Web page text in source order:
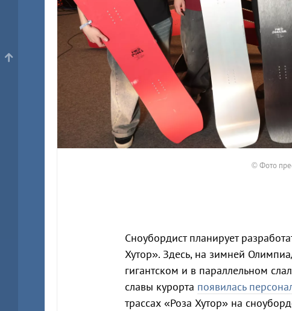
© Фото
Сноубордист планирует
Хутор». Здесь, на зимней
гигантском и в параллельном
славы курорта появилась
трассах «Роза Хутор» на